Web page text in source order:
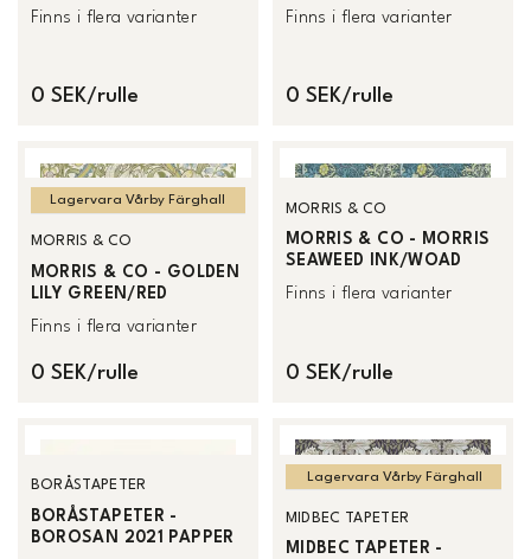
Finns i flera varianter
0 SEK/rulle
Finns i flera varianter
0 SEK/rulle
Lagervara Vårby Färghall
MORRIS & CO
MORRIS & CO - GOLDEN
LILY GREEN/RED
Finns i flera varianter
0 SEK/rulle
MORRIS & CO
MORRIS & CO - MORRIS
SEAWEED INK/WOAD
Finns i flera varianter
0 SEK/rulle
BORÅSTAPETER
BORÅSTAPETER -
BOROSAN 2021 PAPPER
Lagervara Vårby Färghall
MIDBEC TAPETER
MIDBEC TAPETER -